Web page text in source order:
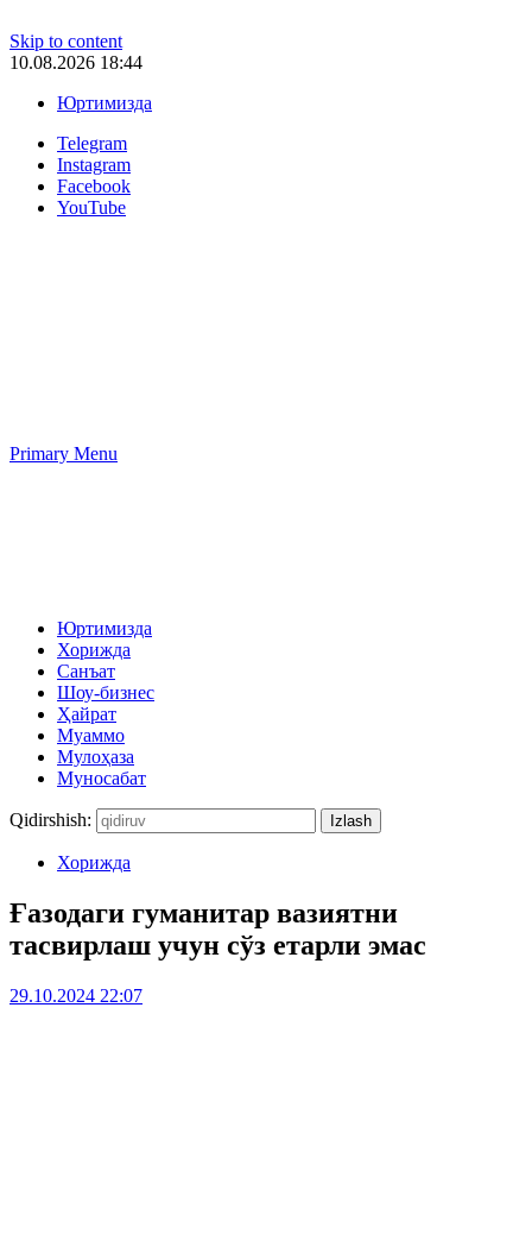
Skip to content
10.08.2026 18:44
Юртимизда
Telegram
Instagram
Facebook
YouTube
Primary Menu
Юртимизда
Хорижда
Санъат
Шоу-бизнес
Ҳайрат
Муаммо
Мулоҳаза
Муносабат
Qidirshish:
Хорижда
Ғазодаги гуманитар вазиятни
тасвирлаш учун сўз етарли эмас
29.10.2024 22:07